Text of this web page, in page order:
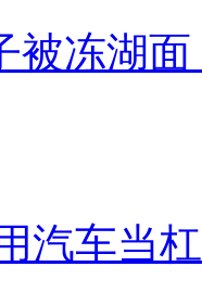
被冻湖
汽车当